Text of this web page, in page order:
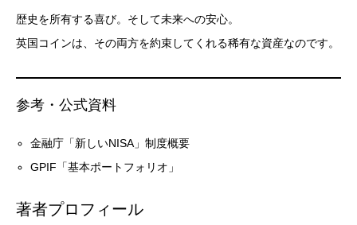
歴史を所有する喜び。そして未来への安心。
英国コインは、その両方を約束してくれる稀有な資産なのです。
参考・公式資料
金融庁「新しいNISA」制度概要
GPIF「基本ポートフォリオ」
著者プロフィール